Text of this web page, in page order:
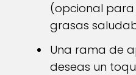
(opcional
grasas
Una rama de
deseas un